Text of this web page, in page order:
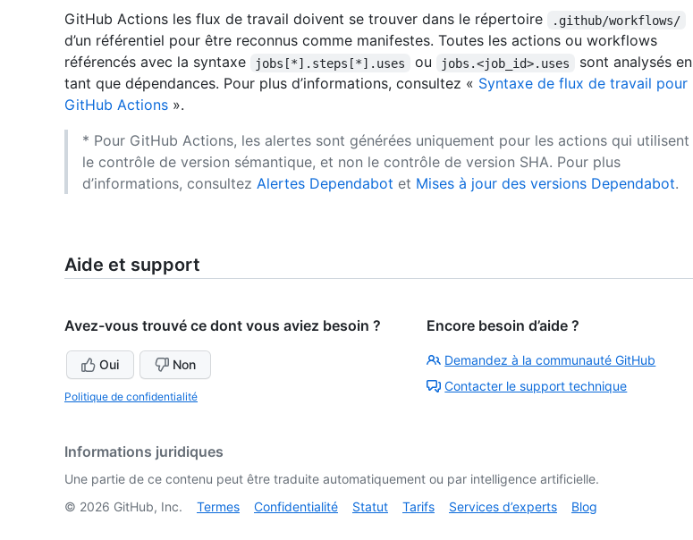
GitHub Actions les flux de travail doivent se trouver dans le répertoire .github/workflows/
d’un référentiel pour être reconnus comme manifestes. Toutes les actions ou workflows
référencés avec la syntaxe
jobs[*].steps[*].uses ou jobs.<job_id>.uses
sont analysés en
tant que dépendances. Pour plus d’informations, consultez « Syntaxe de flux de travail pour
GitHub Actions ».
* Pour GitHub Actions, les alertes sont générées uniquement pour les actions qui utilisent
le contrôle de version sémantique, et non le contrôle de version SHA. Pour plus
d’informations, consultez Alertes Dependabot et Mises à jour des versions Dependabot.
Aide et support
Avez-vous trouvé ce dont vous aviez besoin ?
Oui Non
Politique de confidentialité
Encore besoin d’aide ?
Demandez à la communauté GitHub
Contacter le support technique
Informations juridiques
Une partie de ce contenu peut être traduite automatiquement ou par intelligence artificielle.
© 2026 GitHub, Inc. Termes Confidentialité Statut Tarifs Services d’experts Blog